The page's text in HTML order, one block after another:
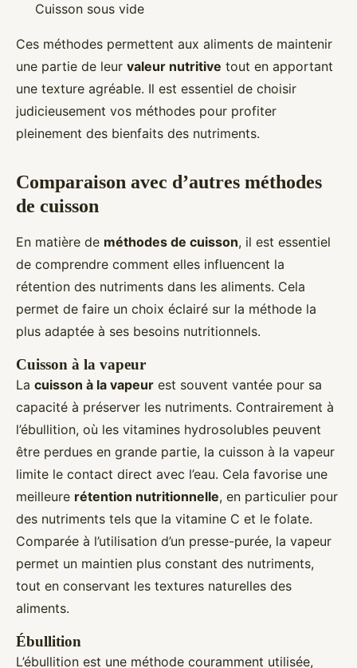
Cuisson sous vide
Ces méthodes permettent aux aliments de maintenir
une partie de leur valeur nutritive tout en apportant
une texture agréable. Il est essentiel de choisir
judicieusement vos méthodes pour profiter
pleinement des bienfaits des nutriments.
Comparaison avec d’autres méthodes
de cuisson
En matière de méthodes de cuisson, il est essentiel
de comprendre comment elles influencent la
rétention des nutriments dans les aliments. Cela
permet de faire un choix éclairé sur la méthode la
plus adaptée à ses besoins nutritionnels.
Cuisson à la vapeur
La cuisson à la vapeur est souvent vantée pour sa
capacité à préserver les nutriments. Contrairement à
l’ébullition, où les vitamines hydrosolubles peuvent
être perdues en grande partie, la cuisson à la vapeur
limite le contact direct avec l’eau. Cela favorise une
meilleure rétention nutritionnelle, en particulier pour
des nutriments tels que la vitamine C et le folate.
Comparée à l’utilisation d’un presse-purée, la vapeur
permet un maintien plus constant des nutriments,
tout en conservant les textures naturelles des
aliments.
Ébullition
L’ébullition est une méthode couramment utilisée,